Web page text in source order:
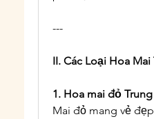
---
II. Các Loại Hoa
1. Hoa mai đỏ
Mai đỏ mang vẻ